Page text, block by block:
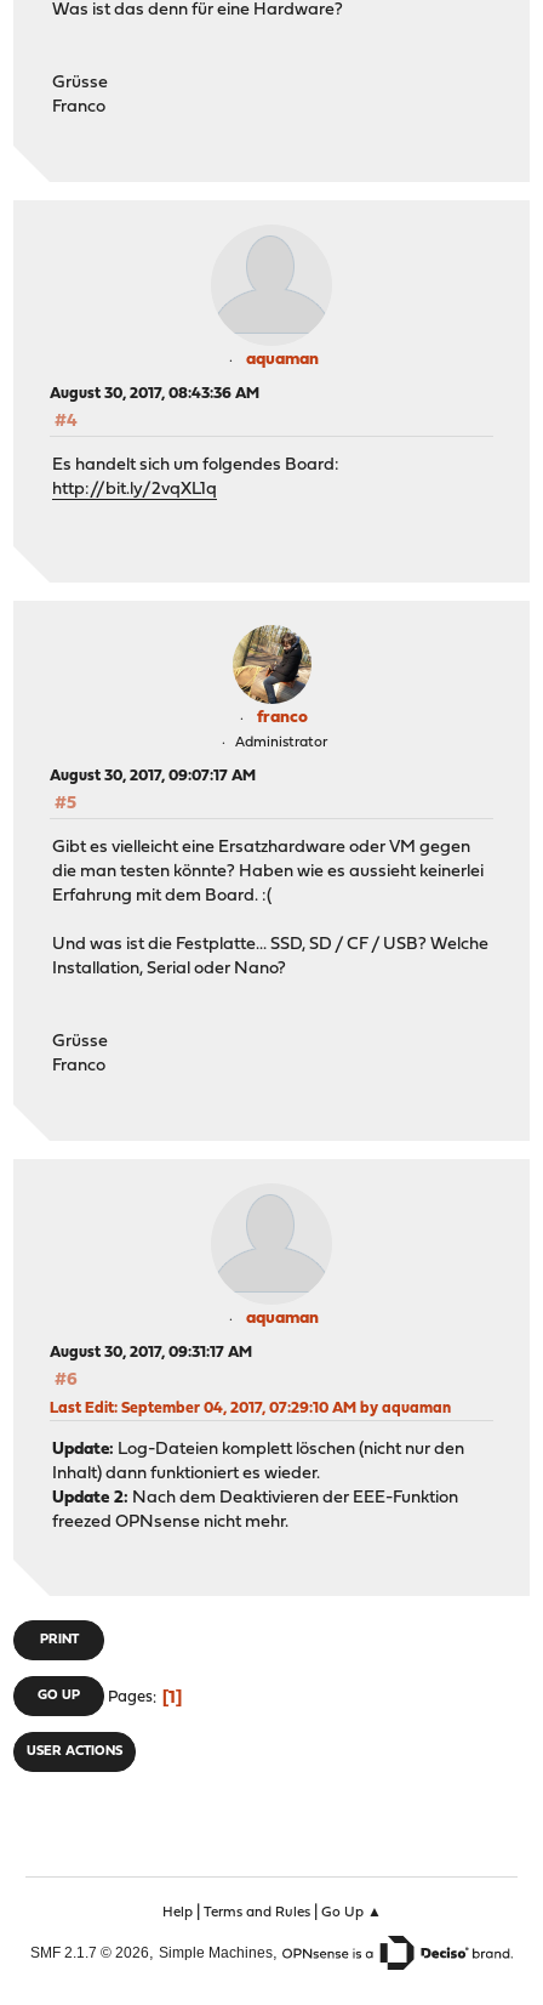
Was ist das denn für eine Hardware?
Grüsse
Franco
aquaman
August 30, 2017, 08:43:36 AM
#4
Es handelt sich um folgendes Board:
http://bit.ly/2vqXL1q
franco
Administrator
August 30, 2017, 09:07:17 AM
#5
Gibt es vielleicht eine Ersatzhardware oder VM gegen
die man testen könnte? Haben wie es aussieht keinerlei
Erfahrung mit dem Board. :(
Und was ist die Festplatte... SSD, SD / CF / USB? Welche
Installation, Serial oder Nano?
Grüsse
Franco
aquaman
August 30, 2017, 09:31:17 AM
#6
Last Edit: September 04, 2017, 07:29:10 AM by aquaman
Update: Log-Dateien komplett löschen (nicht nur den
Inhalt) dann funktioniert es wieder.
Update 2: Nach dem Deaktivieren der EEE-Funktion
freezed OPNsense nicht mehr.
PRINT
GO UP Pages 1
USER ACTIONS
Help| Terms and Rules| Go Up ▲
SMF 2.1.7 © 2026, Simple Machines,